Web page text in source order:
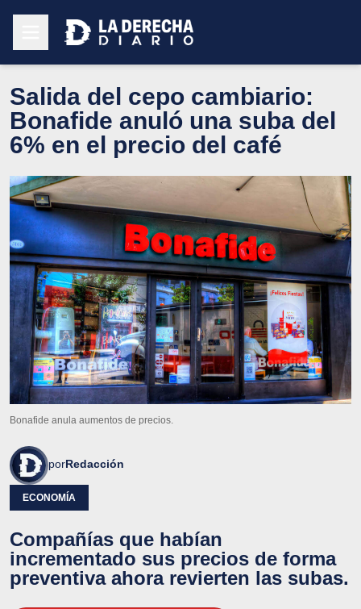
Salida del cepo cambiario:
Bonafide anuló una suba del
6% en el precio del café
Bonafide anula aumentos de precios.
porRedacción
ECONOMÍA
Compañías que habían
incrementado sus precios de forma
preventiva ahora revierten las subas.